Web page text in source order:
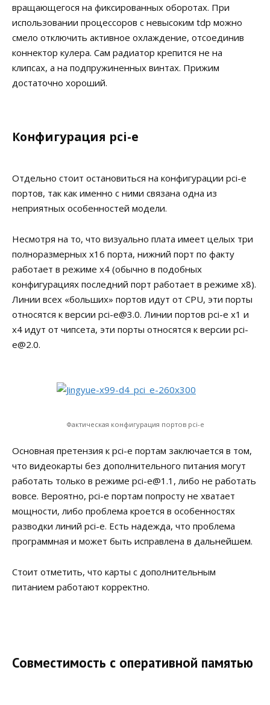
вращающегося на фиксированных оборотах. При
использовании процессоров с невысоким tdp можно
смело отключить активное охлаждение, отсоединив
коннектор кулера. Сам радиатор крепится не на
клипсах, а на подпружиненных винтах. Прижим
достаточно хороший.
Конфигурация pci-e
Отдельно стоит остановиться на конфигурации pci-e
портов, так как именно с ними связана одна из
неприятных особенностей модели.
Несмотря на то, что визуально плата имеет целых три
полноразмерных x16 порта, нижний порт по факту
работает в режиме x4 (обычно в подобных
конфигурациях последний порт работает в режиме x8).
Линии всех «больших» портов идут от CPU, эти порты
относятся к версии pci-e@3.0. Линии портов pci-e x1 и
x4 идут от чипсета, эти порты относятся к версии pci-
e@2.0.
Фактическая конфигурация портов pci-e
Основная претензия к pci-e портам заключается в том,
что видеокарты без дополнительного питания могут
работать только в режиме pci-e@1.1, либо не работать
вовсе. Вероятно, pci-e портам попросту не хватает
мощности, либо проблема кроется в особенностях
разводки линий pci-e. Есть надежда, что проблема
программная и может быть исправлена в дальнейшем.
Стоит отметить, что карты с дополнительным
питанием работают корректно.
Совместимость с оперативной памятью